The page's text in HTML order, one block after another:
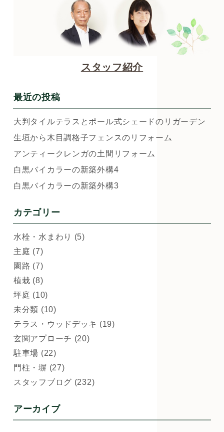
スタッフ紹介
最近の投稿
大判タイルテラスとポール式シェードのリガーデン
生垣から木目調格子フェンスのリフォーム
アンティークレンガの土間リフォーム
白黒バイカラーの新築外構4
白黒バイカラーの新築外構3
カテゴリー
水栓・水まわり (5)
主庭 (7)
園路 (7)
植栽 (8)
坪庭 (10)
未分類 (10)
テラス・ウッドデッキ (19)
玄関アプローチ (20)
駐車場 (22)
門柱・塀 (27)
スタッフブログ (232)
アーカイブ